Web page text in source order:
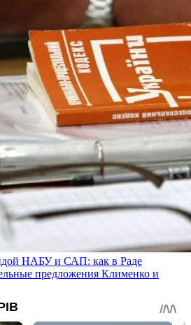
НАБУ и САП: как в Раде
предложения Клименко и